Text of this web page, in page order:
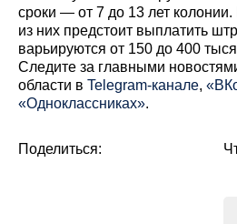
сроки — от 7 до 13 лет
из них предстоит выплатить
варьируются от 150 до 400
Cледите за главными
области в Telegram-канале,
«Одноклассниках».
Поделиться: